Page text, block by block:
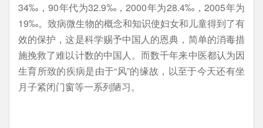
34‰，90年代为32.9‰，2000年为28.4‰，2005年为
19‰。致病微生物的概念和知识使妇女和儿童得到了有
效的保护，这是科学赐予中国人的恩典，简单的消毒措
施挽救了难以计数的中国人。而数千年来中医都认为因
生育所致的疾病是由于“风”的缘故，以至于今天还有坐
月子紧闭门窗等一系列陋习。